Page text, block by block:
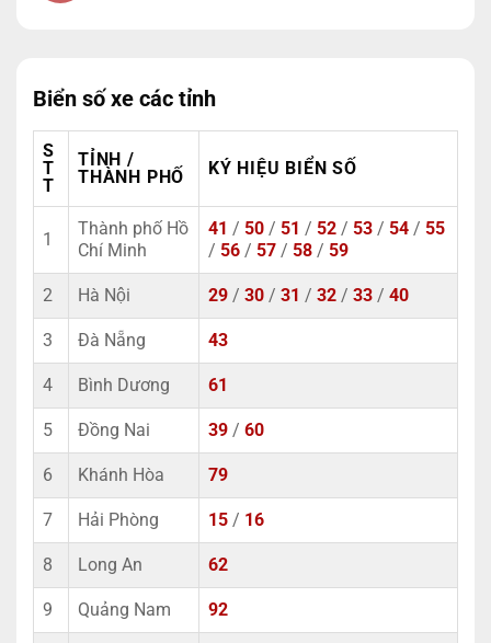
Biển số xe các tỉnh
S
T
T
TỈNH /
THÀNH PHỐ
KÝ HIỆU BIỂN SỐ
1
Thành phố Hồ
Chí Minh
41 / 50 / 51 / 52 / 53 / 54 / 55
/ 56 / 57 / 58 / 59
2 Hà Nội 29 / 30 / 31 / 32 / 33 / 40
3 Đà Nẵng 43
4 Bình Dương 61
5 Đồng Nai 39 / 60
6 Khánh Hòa 79
7 Hải Phòng 15 / 16
8 Long An 62
9 Quảng Nam 92